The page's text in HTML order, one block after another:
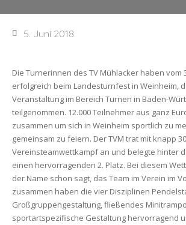
5. Juni 2018
Die Turnerinnen des TV Mühlacker haben vom
erfolgreich beim Landesturnfest in Weinheim,
Veranstaltung im Bereich Turnen in Baden-
teilgenommen. 12.000 Teilnehmer aus ganz
zusammen um sich in Weinheim sportlich zu
gemeinsam zu feiern. Der TVM trat mit knapp
Vereinsteamwettkampf an und belegte hinter
einen hervorragenden 2. Platz. Bei diesem
der Name schon sagt, das Team im Verein im
zusammen haben die vier Disziplinen
Großgruppengestaltung, fließendes
sportartspezifische Gestaltung hervorragend